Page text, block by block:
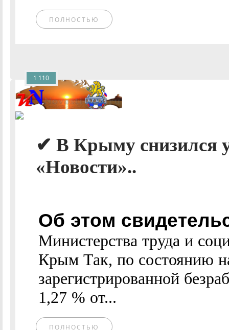
ПОЛНОСТЬЮ
✔ В Крыму снизился
«Новости»..
Об этом
Министерства труда и
Крым Так, по состоянию
зарегистрированной
1,27 % от...
ПОЛНОСТЬЮ
1 110